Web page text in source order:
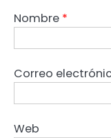
Nombre *
Correo
Web